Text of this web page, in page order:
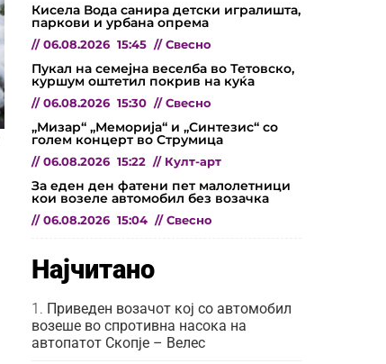
Кисела Вода санира детски игралишта,
паркови и урбана опрема
// 06.08.2026 15:45 // Свесно
Пукал на семејна веселба во Тетовско,
куршум оштетил покрив на куќа
// 06.08.2026 15:30 // Свесно
„Мизар“ „Меморија“ и „Синтезис“ со
голем концерт во Струмица
// 06.08.2026 15:22 // Култ-арт
За еден ден фатени пет малолетници
кои возеле автомобил без возачка
// 06.08.2026 15:04 // Свесно
Најчитано
Приведен возачот кој со автомобил
возеше во спротивна насока на
автопатот Скопје – Велес